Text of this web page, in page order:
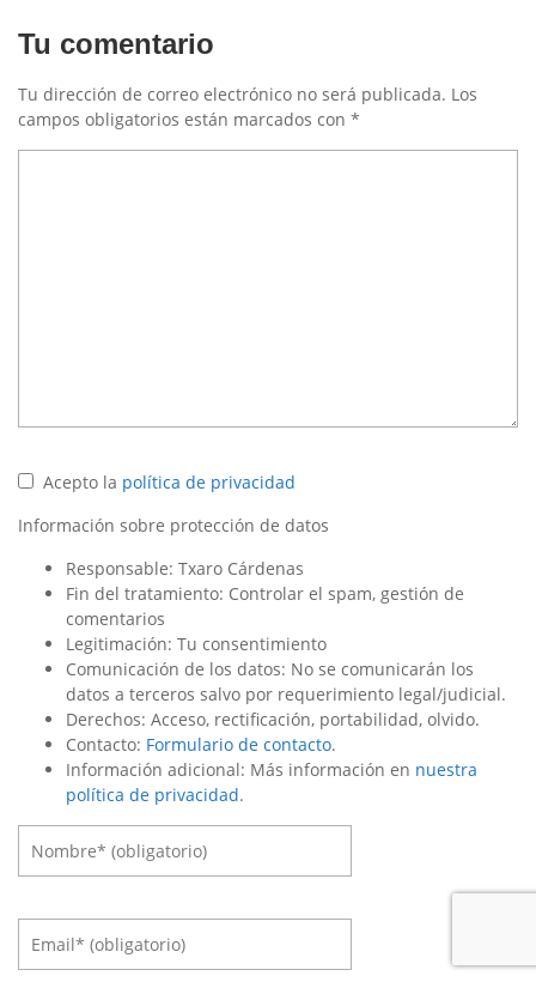
Tu comentario
Tu dirección de correo electrónico no será publicada. Los
campos obligatorios están marcados con *
Acepto la política de privacidad
Información sobre protección de datos
Responsable: Txaro Cárdenas
Fin del tratamiento: Controlar el spam, gestión de
comentarios
Legitimación: Tu consentimiento
Comunicación de los datos: No se comunicarán los
datos a terceros salvo por requerimiento legal/judicial.
Derechos: Acceso, rectificación, portabilidad, olvido.
Contacto: Formulario de contacto.
Información adicional: Más información en nuestra
política de privacidad.